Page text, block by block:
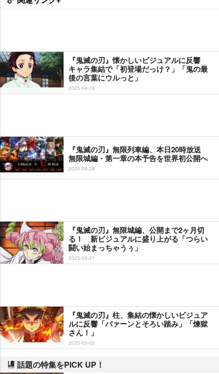
『鬼滅の刃』懐かしいビジュアルに反響
キャラ集結で「初登場だっけ？」「鬼の最
後の言葉にウルっと」
2025-04-18
『鬼滅の刃』無限列車編、本日20時放送
無限城編・第一章の本予告を世界初公開へ
2025-06-28
『鬼滅の刃』無限城編、公開まで2ヶ月切
る！ 新ビジュアルに盛り上がる「つらい
闘い始まっちゃうぅ」
2025-05-21
『鬼滅の刃』柱、集結の懐かしいビジュア
ルに反響「バァーンとそろい踏み」「煉獄
さん！」
2025-05-02
話題の特集をPICK UP！